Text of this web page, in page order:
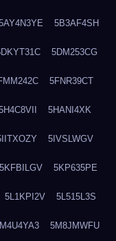
5B3AF4SH
5DM253CG
5FNR39CT
5HANI4XK
5IVSLWGV
5KFBILGV 5KP635PE
5L1KPI2V 5L515L3S
5M8JMWFU